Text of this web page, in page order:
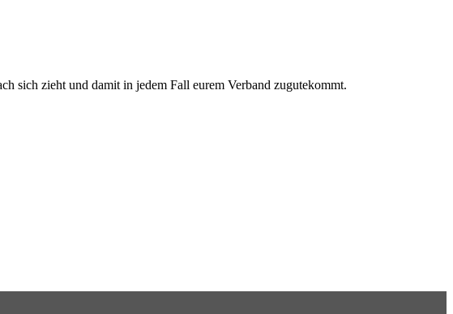
sich zieht und damit in jedem Fall eurem Verband zugutekommt.